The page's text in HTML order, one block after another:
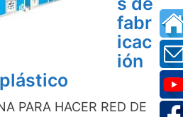
fabr
icac
ión
PARA HACER RED DE